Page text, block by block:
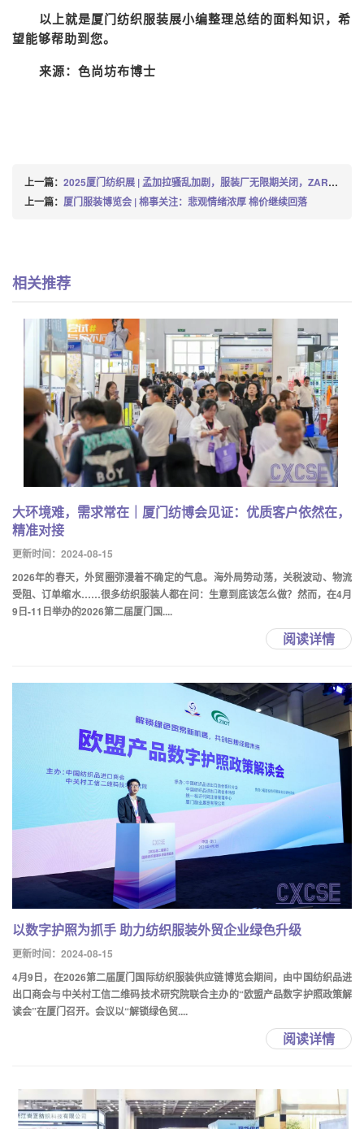
以上就是厦门纺织服装展小编整理总结的面料知识，希
望能够帮助到您。
来源：色尚坊布博士
上一篇： 2025厦门纺织展 | 孟加拉骚乱加剧，服装厂无限期关闭，ZARA优衣库等品牌受影响
上一篇： 厦门服装博览会 | 棉事关注：悲观情绪浓厚 棉价继续回落
相关推荐
大环境难，需求常在｜厦门纺博会见证：优质客户依然在，
精准对接
更新时间：2024-08-15
2026年的春天，外贸圈弥漫着不确定的气息。海外局势动荡，关税波动、物流
受阻、订单缩水……很多纺织服装人都在问：生意到底该怎么做？然而，在4月
9日-11日举办的2026第二届厦门国....
阅读详情
以数字护照为抓手 助力纺织服装外贸企业绿色升级
更新时间：2024-08-15
4月9日，在2026第二届厦门国际纺织服装供应链博览会期间，由中国纺织品进
出口商会与中关村工信二维码技术研究院联合主办的“欧盟产品数字护照政策解
读会”在厦门召开。会议以“解锁绿色贸....
阅读详情